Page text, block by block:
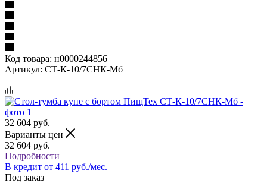
Код товара: н0000244856
Артикул: СТ-К-10/7СНК-Мб
32 604 руб.
Варианты цен
32 604 руб.
Подробности
В кредит от 411 руб./мес.
Под заказ